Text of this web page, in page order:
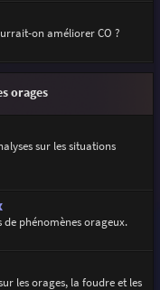
on améliorer CO ?
orages
sur les situations
de phénomènes orageux.
les orages, la foudre et les